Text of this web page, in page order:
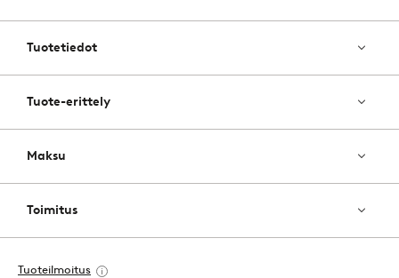
Tuotetiedot
Tuote-erittely
Maksu
Toimitus
Tuoteilmoitus